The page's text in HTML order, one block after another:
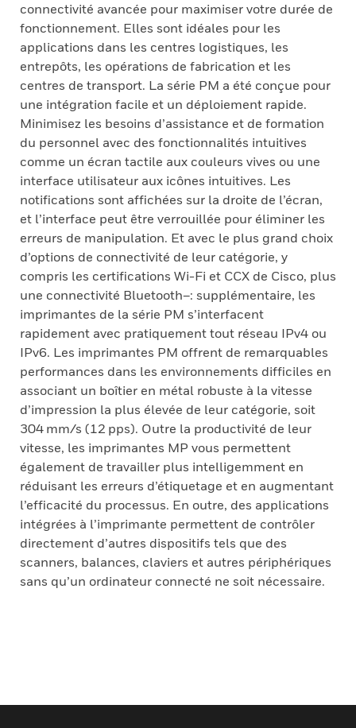
connectivité avancée pour maximiser votre durée de
fonctionnement. Elles sont idéales pour les
applications dans les centres logistiques, les
entrepôts, les opérations de fabrication et les
centres de transport. La série PM a été conçue pour
une intégration facile et un déploiement rapide.
Minimisez les besoins d’assistance et de formation
du personnel avec des fonctionnalités intuitives
comme un écran tactile aux couleurs vives ou une
interface utilisateur aux icônes intuitives. Les
notifications sont affichées sur la droite de l’écran,
et l’interface peut être verrouillée pour éliminer les
erreurs de manipulation. Et avec le plus grand choix
d’options de connectivité de leur catégorie, y
compris les certifications Wi-Fi et CCX de Cisco, plus
une connectivité Bluetooth–: supplémentaire, les
imprimantes de la série PM s’interfacent
rapidement avec pratiquement tout réseau IPv4 ou
IPv6. Les imprimantes PM offrent de remarquables
performances dans les environnements difficiles en
associant un boîtier en métal robuste à la vitesse
d’impression la plus élevée de leur catégorie, soit
304 mm/s (12 pps). Outre la productivité de leur
vitesse, les imprimantes MP vous permettent
également de travailler plus intelligemment en
réduisant les erreurs d’étiquetage et en augmentant
l’efficacité du processus. En outre, des applications
intégrées à l’imprimante permettent de contrôler
directement d’autres dispositifs tels que des
scanners, balances, claviers et autres périphériques
sans qu’un ordinateur connecté ne soit nécessaire.